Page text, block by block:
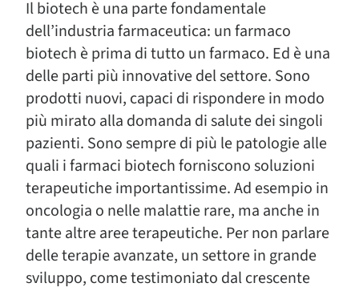
Il biotech è una parte fondamentale
dell’industria farmaceutica: un farmaco
biotech è prima di tutto un farmaco. Ed è una
delle parti più innovative del settore. Sono
prodotti nuovi, capaci di rispondere in modo
più mirato alla domanda di salute dei singoli
pazienti. Sono sempre di più le patologie alle
quali i farmaci biotech forniscono soluzioni
terapeutiche importantissime. Ad esempio in
oncologia o nelle malattie rare, ma anche in
tante altre aree terapeutiche. Per non parlare
delle terapie avanzate, un settore in grande
sviluppo, come testimoniato dal crescente